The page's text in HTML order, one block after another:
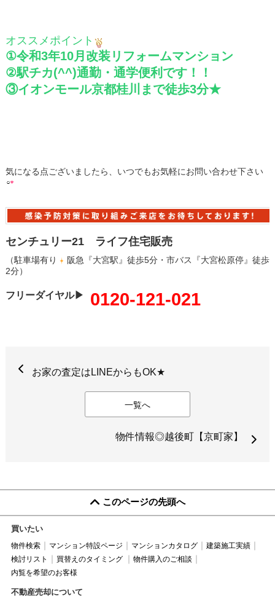
オススメポイント
①令和3年10月改装リフォームマンション
②駅チカ(^^)通勤・通学便利です！！
③イオンモール京都桂川まで徒歩3分★
気になる点ございましたら、いつでもお気軽にお問い合わせ下さい
センチュリー21 ライフ住宅販売
（駐車場有り
阪急『大宮駅』徒歩5分・市バス『大宮松原停』徒歩
2分）
フリーダイヤル▶ 0120-121-021
お家の査定はLINEからもOK★
一覧へ
物件情報◎越後町【京町家】
このページの先頭へ
買いたい
物件検索 マンション特設ページ マンションカタログ
建築施工実績
検討リスト
買替えのタイミング
物件購入のご相談
内覧を希望のお客様
不動産売却について